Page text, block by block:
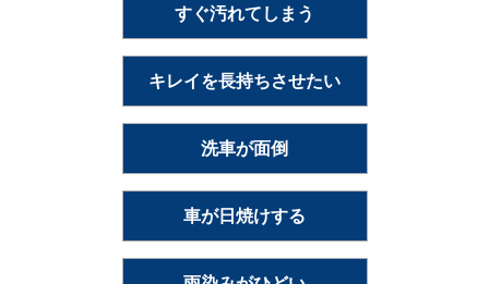
すぐ汚れてしまう
キレイを長持ちさせたい
洗車が面倒
車が日焼けする